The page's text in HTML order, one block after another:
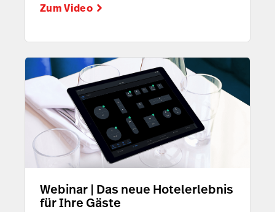
Zum Video
Webinar | Das neue Hotelerlebnis
für Ihre Gäste